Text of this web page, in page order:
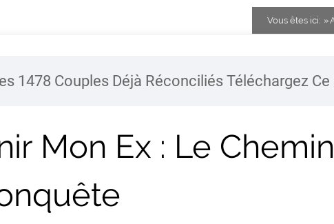
Vous êtes ici:
1478 Couples Déjà Réconciliés Téléchargez Ce
Mon Ex : Le Chemin